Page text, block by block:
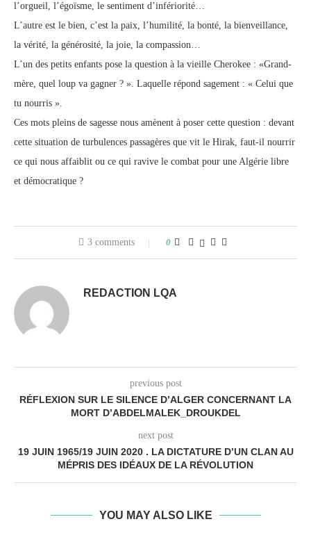
l’orgueil, l’égoïsme, le sentiment d’infériorité…
L’autre est le bien, c’est la paix, l’humilité, la bonté, la bienveillance,
la vérité, la générosité, la joie, la compassion…
L’un des petits enfants pose la question à la vieille Cherokee : «Grand-
mère, quel loup va gagner ? ». Laquelle répond sagement : « Celui que
tu nourris ».
Ces mots pleins de sagesse nous amènent à poser cette question : devant
cette situation de turbulences passagères que vit le Hirak, faut-il nourrir
ce qui nous affaiblit ou ce qui ravive le combat pour une Algérie libre
et démocratique ?
3 comments 0
REDACTION LQA
previous post
RÉFLEXION SUR LE SILENCE D’ALGER CONCERNANT LA
MORT D’ABDELMALEK_DROUKDEL
next post
19 JUIN 1965/19 JUIN 2020 . LA DICTATURE D’UN CLAN AU
MÉPRIS DES IDÉAUX DE LA RÉVOLUTION
YOU MAY ALSO LIKE